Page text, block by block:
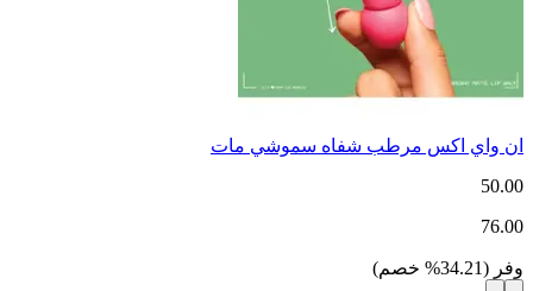
ان واي اكس مرطب شفاه سموشي مات
50.00
76.00
وفر (
34.21
% خصم)